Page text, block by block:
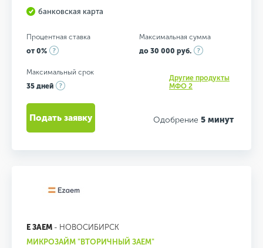
банковская карта
Процентная ставка
от 0%
Максимальная сумма
до 30 000 руб.
Максимальный срок
35 дней
Другие продукты
МФО 2
Одобрение 5 минут
Подать заявку
Е ЗАЕМ - НОВОСИБИРСК
МИКРОЗАЙМ "ВТОРИЧНЫЙ ЗАЕМ"